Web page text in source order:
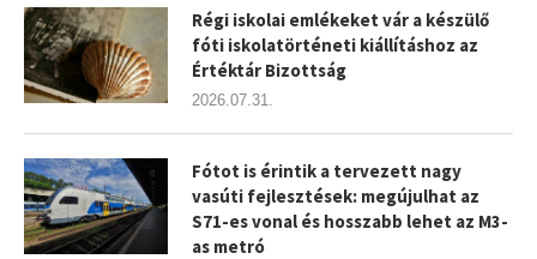
Régi iskolai emlékeket vár a készülő
fóti iskolatörténeti kiállításhoz az
Értéktár Bizottság
2026.07.31.
Fótot is érintik a tervezett nagy
vasúti fejlesztések: megújulhat az
S71-es vonal és hosszabb lehet az M3-
as metró